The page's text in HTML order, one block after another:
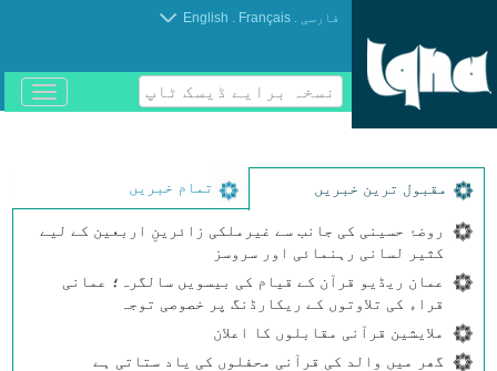
فارسی .
Français
.
English
نسخہ برایے ڈیسک ٹاپ
باز
و
مقبول ترین خبریں تمام خبریں
روضۂ حسینی کی جانب سے غیرملکی زائرینِ اربعین کے لیے
کثیر لسانی رہنمائی اور سروسز
عمان ریڈیو قرآن کے قیام کی بیسویں سالگرہ؛ عمانی
قراء کی تلاوتوں کے ریکارڈنگ پر خصوصی توجہ
ملایشین قرآنی مقابلوں کا اعلان
گھر میں والد کی قرآنی محفلوں کی یاد ستاتی ہے